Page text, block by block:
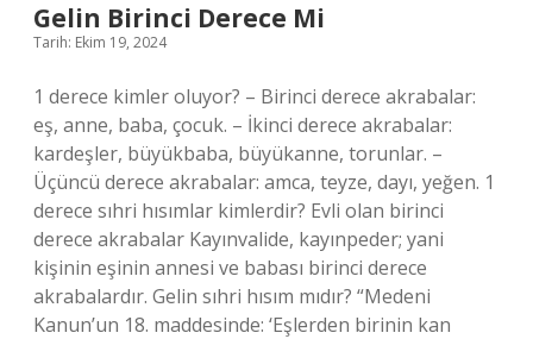
Gelin Birinci Derece Mi
Tarih: Ekim 19, 2024
1 derece kimler oluyor? – Birinci derece akrabalar:
eş, anne, baba, çocuk. – İkinci derece akrabalar:
kardeşler, büyükbaba, büyükanne, torunlar. –
Üçüncü derece akrabalar: amca, teyze, dayı, yeğen. 1
derece sıhri hısımlar kimlerdir? Evli olan birinci
derece akrabalar Kayınvalide, kayınpeder; yani
kişinin eşinin annesi ve babası birinci derece
akrabalardır. Gelin sıhri hısım mıdır? “Medeni
Kanun’un 18. maddesinde: ‘Eşlerden birinin kan